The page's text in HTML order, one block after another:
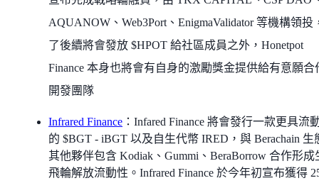
AQUANOW、Web3Port、EnigmaValidator 等機構領投
了後續將會發放 $HPOT 給社區成員之外，Honetpot
Finance 本身也將會有自身的激勵獎金提供給有意願合
開發團隊
Infrared Finance ：Infared Finance 將會發行一款更具流
的 $BGT - iBGT 以及自生代幣 IRED，與 Berachain 生
其他夥伴包含 Kodiak、Gummi、BeraBorrow 合作形成
飛輪解放流動性。Infrared Finance 於今年初宣布獲得